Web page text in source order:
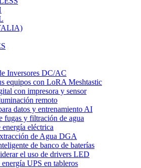
Inversores DC/AC
equipos con LoRA Meshtastic
con impresora y sensor
remoto
datos y entrenamiento AI
fugas y filtración de agua
eléctrica
de Agua DGA
de banco de baterías
el uso de drivers LED
UPS en tableros